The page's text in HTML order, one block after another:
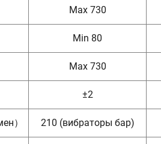
Max 730
Min 80
Max 730
±2
） 210 (вибраторы бар)